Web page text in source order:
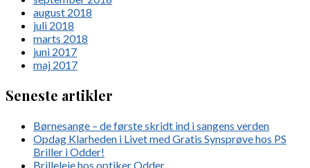
august 2018
juli 2018
marts 2018
juni 2017
maj 2017
Seneste artikler
Børnesange – de første skridt ind i sangens verden
Opdag Klarheden i Livet med Gratis Synsprøve hos PS
Briller i Odder!
Brilleleje hos optiker Odder